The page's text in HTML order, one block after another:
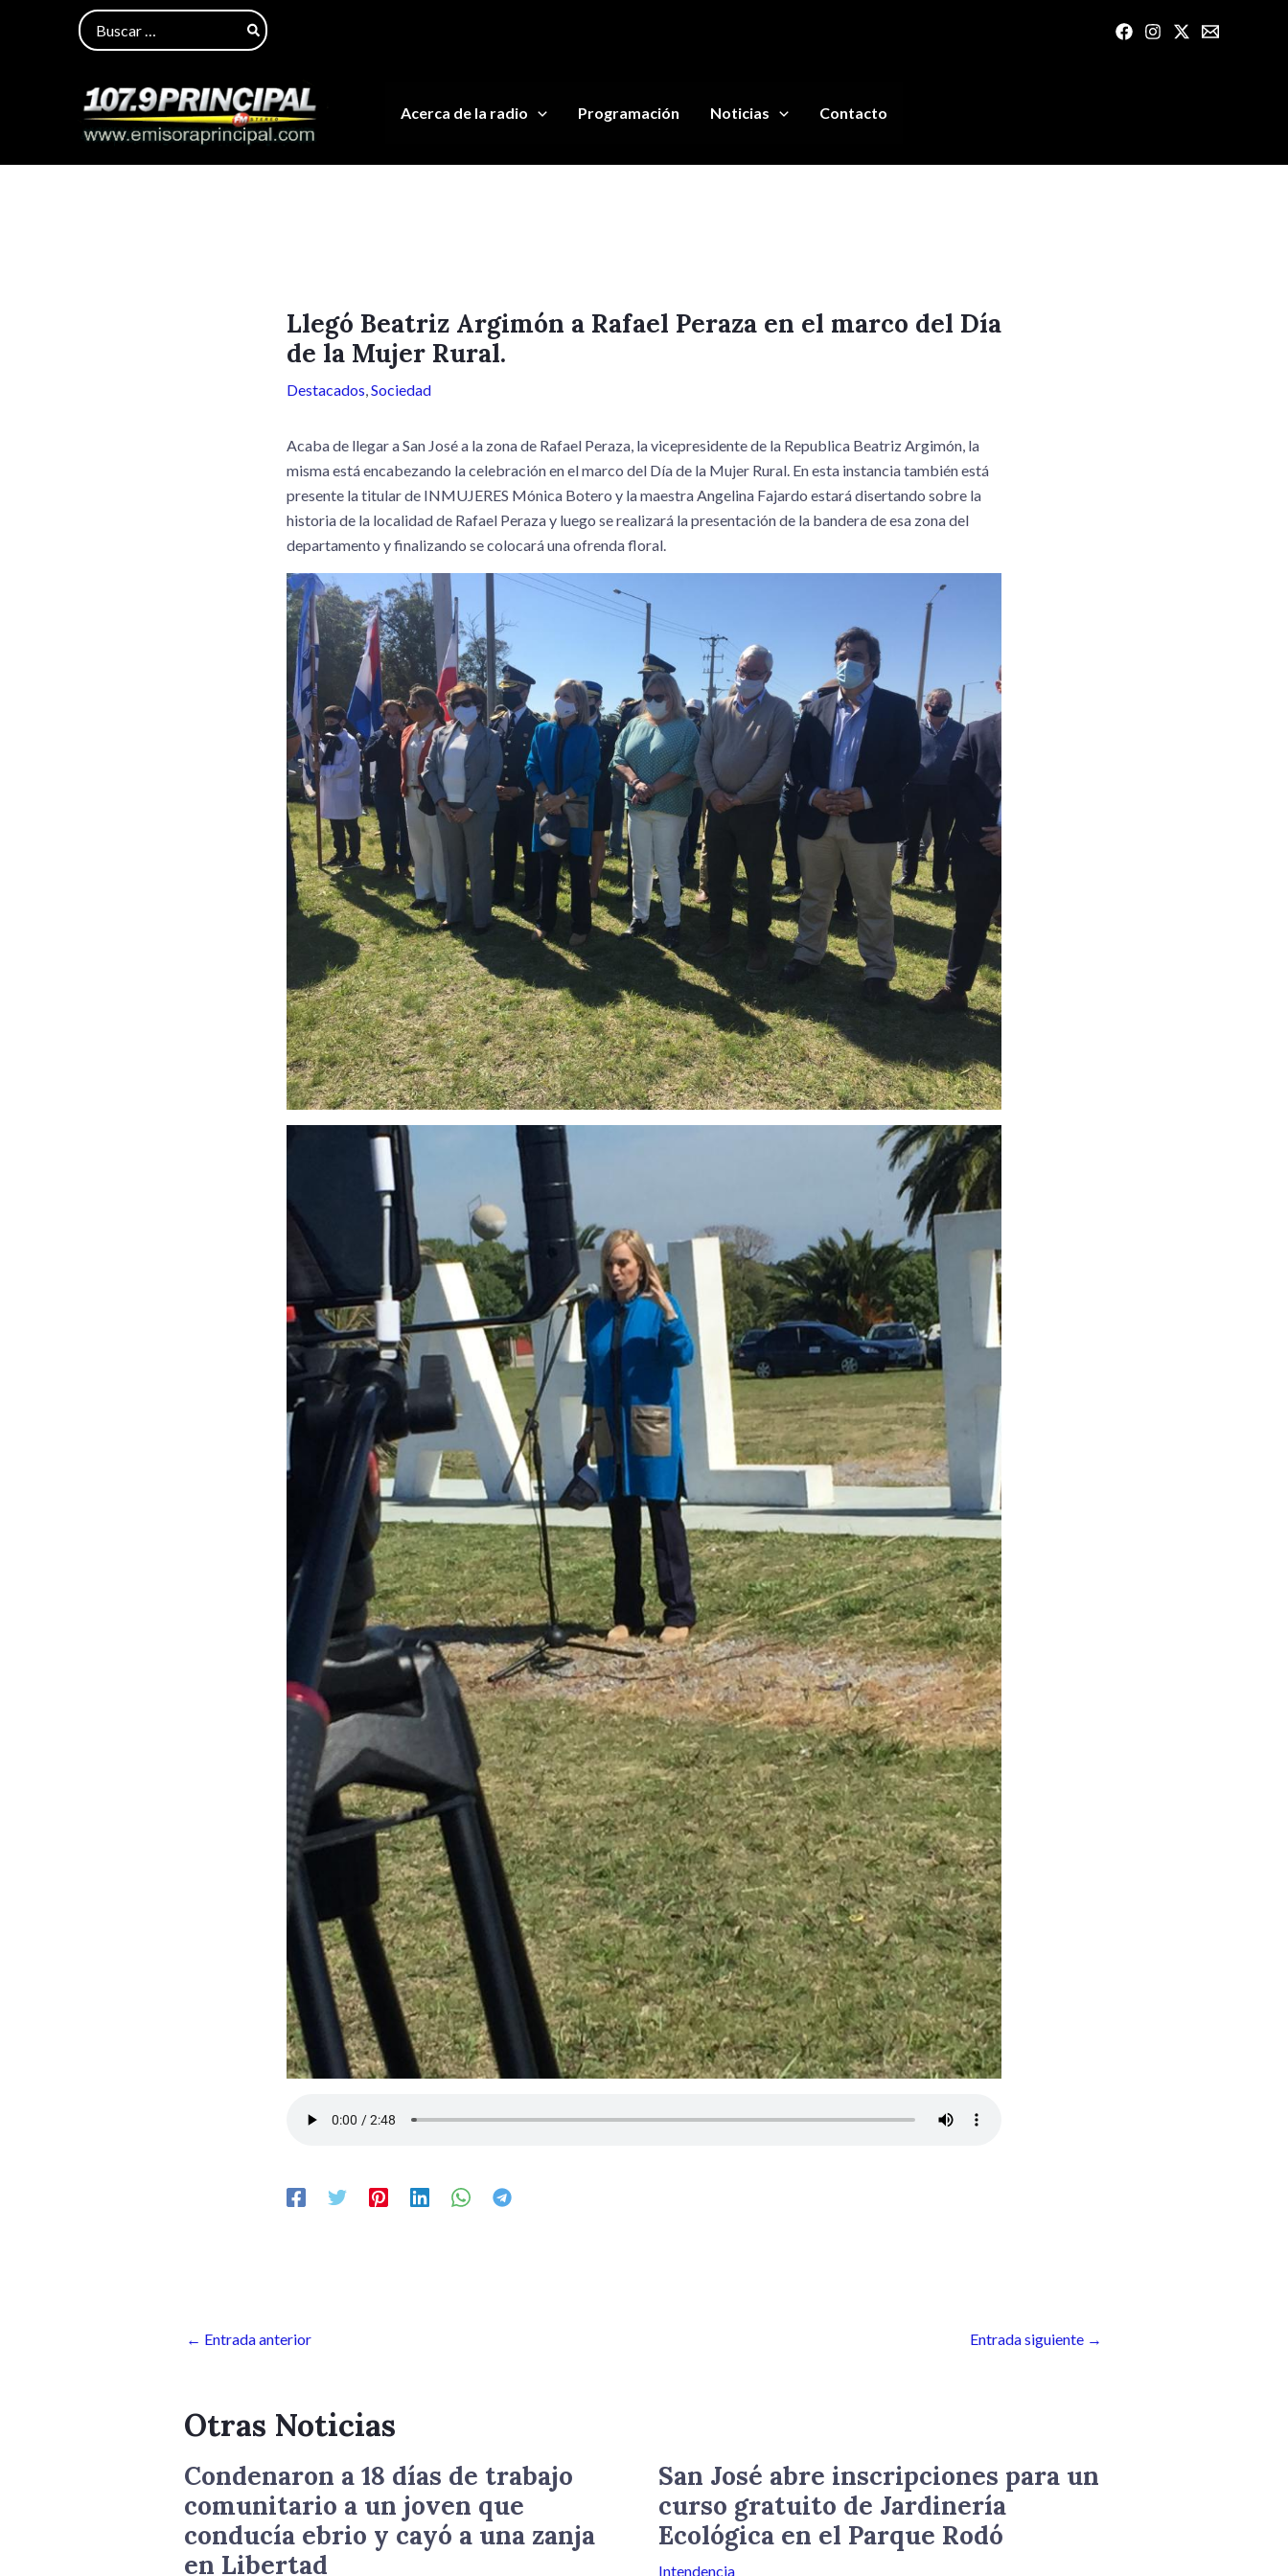
Buscar
por:
Acerca de la radio Programación Noticias Contacto
Llegó Beatriz Argimón a Rafael Peraza en el marco del Día
de la Mujer Rural.
Destacados Sociedad
Acaba de llegar a San José a la zona de Rafael Peraza, la vicepresidente de la Republica Beatriz Argimón, la
misma está encabezando la celebración en el marco del Día de la Mujer Rural. En esta instancia también está
presente la titular de INMUJERES Mónica Botero y la maestra Angelina Fajardo estará disertando sobre la
historia de la localidad de Rafael Peraza y luego se realizará la presentación de la bandera de esa zona del
departamento y finalizando se colocará una ofrenda floral.
Navegación
← Entrada anterior Entrada siguiente →
Otras Noticias
Condenaron a 18 días de trabajo
comunitario a un joven que
conducía ebrio y cayó a una zanja
en Libertad
San José abre inscripciones para un
curso gratuito de Jardinería
Ecológica en el Parque Rodó
Intendencia